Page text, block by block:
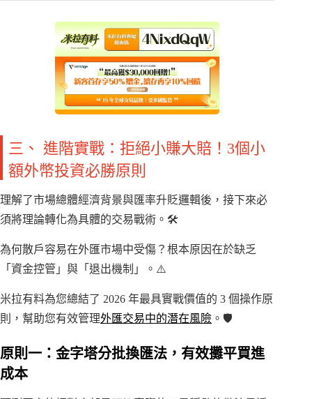
三、 進階實戰：拒絕小賺大賠！3個小
額外幣投資必勝原則
理解了市場總體經濟背景與匯率升貶邏輯後，接下來必
須將理論轉化為具體的交易戰術。🛠️
為何散戶容易在外匯市場中受傷？根本原因在於缺乏
「資金控管」與「退出機制」。⚠️
米拉有料為您總結了 2026 年最具實戰價值的 3 個操作原
則，幫助您有效管理外匯交易中的潛在風險 。🛡️
原則一：金字塔分批換匯法，有效攤平買進
成本